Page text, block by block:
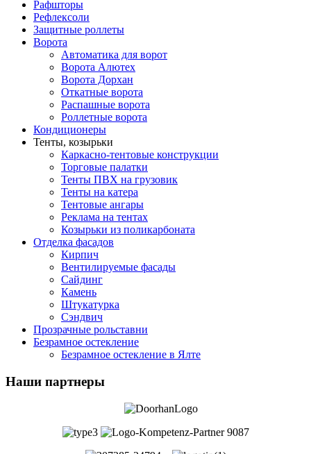
Рафшторы
Рефлексоли
Защитные роллеты
Ворота
Автоматика для ворот
Ворота Алютех
Ворота Дорхан
Откатные ворота
Распашные ворота
Роллетные ворота
Кондиционеры
Тенты, козырьки
Каркасно-тентовые конструкции
Торговые палатки
Тенты ПВХ на грузовик
Тенты на катера
Тентовые ангары
Реклама на тентах
Козырьки из поликарбоната
Отделка фасадов
Кирпич
Вентилируемые фасады
Сайдинг
Камень
Штукатурка
Сэндвич
Прозрачные рольставни
Безрамное остекление
Безрамное остекление в Ялте
Наши партнеры